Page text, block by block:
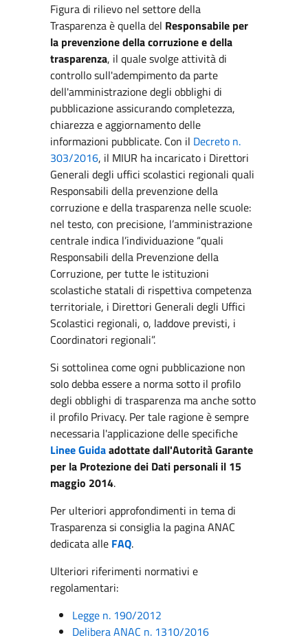
Figura di rilievo nel settore della
Trasparenza è quella del Responsabile per
la prevenzione della corruzione e della
trasparenza, il quale svolge attività di
controllo sull'adempimento da parte
dell'amministrazione degli obblighi di
pubblicazione assicurando completezza,
chiarezza e aggiornamento delle
informazioni pubblicate. Con il Decreto n.
303/2016, il MIUR ha incaricato i Direttori
Generali degli uffici scolastici regionali quali
Responsabili della prevenzione della
corruzione e della trasparenza nelle scuole:
nel testo, con precisione, l’amministrazione
centrale indica l’individuazione “quali
Responsabili della Prevenzione della
Corruzione, per tutte le istituzioni
scolastiche statali di rispettiva competenza
territoriale, i Direttori Generali degli Uffici
Scolastici regionali, o, laddove previsti, i
Coordinatori regionali”.
Si sottolinea come ogni pubblicazione non
solo debba essere a norma sotto il profilo
degli obblighi di trasparenza ma anche sotto
il profilo Privacy. Per tale ragione è sempre
necessaria l'applicazione delle specifiche
Linee Guidaadottate dall'Autorità Garante
per la Protezione dei Dati personali il 15
maggio 2014.
Per ulteriori approfondimenti in tema di
Trasparenza si consiglia la pagina ANAC
dedicata alle FAQ.
Ulteriori riferimenti normativi e
regolamentari:
Legge n. 190/2012
Delibera ANAC n. 1310/2016